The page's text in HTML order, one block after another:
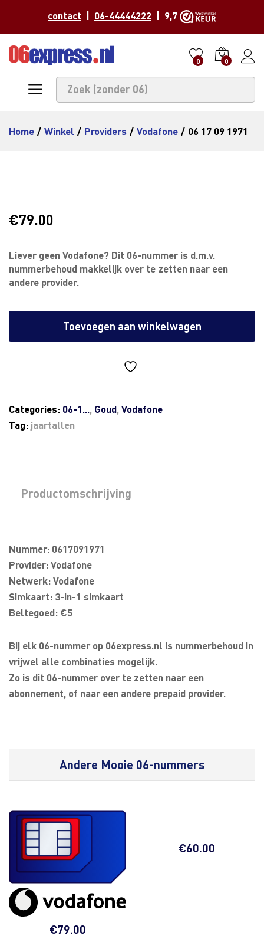
contact 06-44444222 | 9,7
0 0
Home / Winkel / Providers / Vodafone / 06 17 09 1971
€79.00
Liever geen Vodafone? Dit 06-nummer is d.m.v.
nummerbehoud makkelijk over te zetten naar een
andere provider.
Toevoegen aan winkelwagen
Categories: 06-1..., Goud, Vodafone
Tag: jaartallen
Productomschrijving
Nummer: 0617091971
Provider: Vodafone
Netwerk: Vodafone
Simkaart: 3-in-1 simkaart
Beltegoed: €5
Bij elk 06-nummer op 06express.nl is nummerbehoud in
vrijwel alle combinaties mogelijk.
Zo is dit 06-nummer over te zetten naar een
abonnement, of naar een andere prepaid provider.
Andere Mooie 06-nummers
€79.00
€60.00